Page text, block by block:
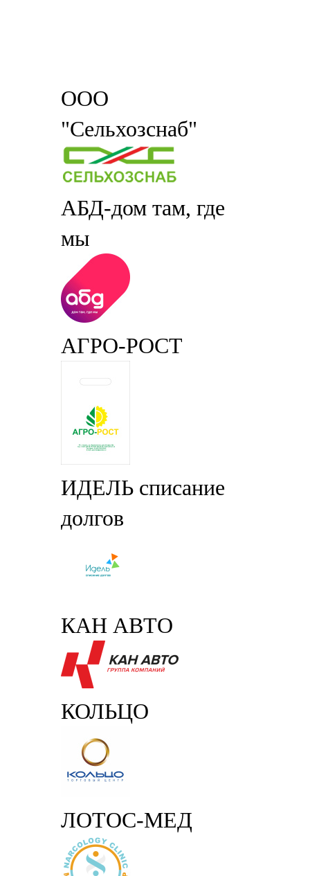
ООО
"Сельхозснаб"
АБД-дом там, где
мы
АГРО-РОСТ
ИДЕЛЬ списание
долгов
КАН АВТО
КОЛЬЦО
ЛОТОС-МЕД